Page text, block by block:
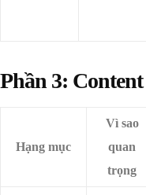
Phần 3:
Hạng mục
Vì sao
quan
trọng